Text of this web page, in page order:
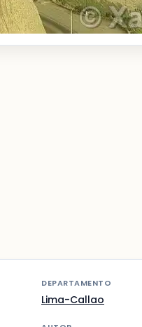
DEPARTAMENTO
Lima-Callao